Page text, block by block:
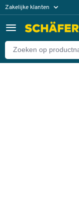
Zakelijke klanten
Particuliere klanten
Terug